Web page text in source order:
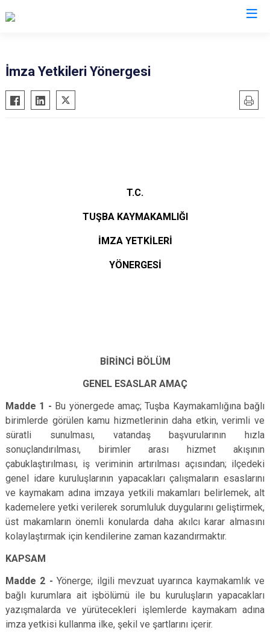
Bahçesaray
Başkale
Tuşba
İmza Yetkileri Yönergesi
T.C.
TUŞBA KAYMAKAMLIĞI
İMZA YETKİLERİ
YÖNERGESİ
BİRİNCİ BÖLÜM
GENEL ESASLAR AMAÇ
Madde 1 - Bu yönergede amaç; Tuşba Kaymakamlığına bağlı
birimlerde görülen kamu hizmetlerinin daha etkin, verimli ve
süratli sunulması, vatandaş başvurularının hızla
sonuçlandırılması, birimler arası hizmet akışının
çabuklaştırılması, iş veriminin artırılması açısından; ilçedeki
genel idare kuruluşlarının yapacakları çalışmaların esaslarını
ve kaymakam adına imzaya yetkili makamları belirlemek, alt
kademelere yetki verilerek sorumluluk duygularını geliştirmek,
üst makamların önemli konularda daha akılcı karar almasını
kolaylaştırmak için kendilerine zaman kazandırmaktır.
KAPSAM
Madde 2 - Yönerge; ilgili mevzuat uyarınca kaymakamlık ve
bağlı kurumlara ait işbölümü ile bu kuruluşların yapacakları
yazışmalarda ve yürütecekleri işlemlerde kaymakam adına
imza yetkisi kullanma ilke, şekil ve şartlarını içerir.